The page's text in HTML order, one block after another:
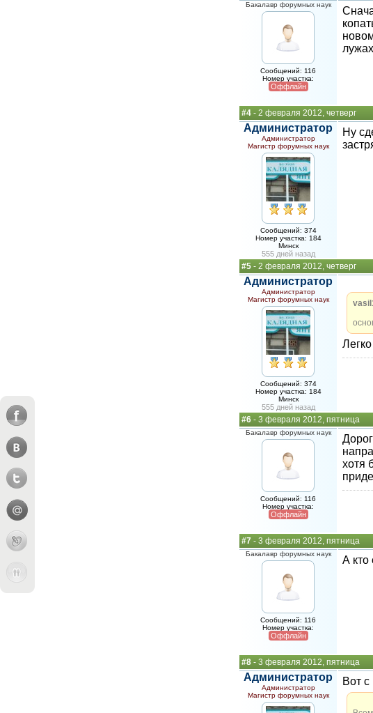
Бакалавр форумных наук
Сообщений: 116
Номер участка:
Оффлайн
#4 - 2 февраля 2012, четверг
Администратор
Администратор
Магистр форумных наук
Сообщений: 374
Номер участка: 184
Минск
555 дней назад
Ну
#5 - 2 февраля 2012, четверг
Администратор
Администратор
Магистр форумных наук
Сообщений: 374
Номер участка: 184
Минск
555 дней назад
#6 - 3 февраля 2012, пятница
Бакалавр форумных наук
Сообщений: 116
Номер участка:
Оффлайн
хотя
#7 - 3 февраля 2012, пятница
Бакалавр форумных наук
Сообщений: 116
Номер участка:
Оффлайн
А кто
#8 - 3 февраля 2012, пятница
Администратор
Администратор
Магистр форумных наук
Вот